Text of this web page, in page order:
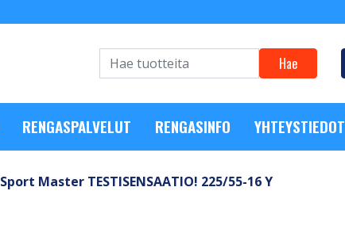
Hae
RENGASPALVELUT RENGASINFO YHTEYSTIEDOT
Sport Master TESTISENSAATIO! 225/55-16 Y